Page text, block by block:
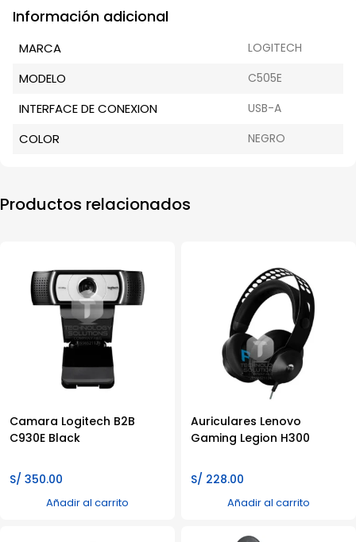
Información adicional
MARCA LOGITECH
MODELO C505E
INTERFACE DE CONEXION USB-A
COLOR NEGRO
Productos relacionados
Camara Logitech B2B
C930E Black
S/ 350.00
Añadir al carrito
Auriculares Lenovo
Gaming Legion H300
S/ 228.00
Añadir al carrito